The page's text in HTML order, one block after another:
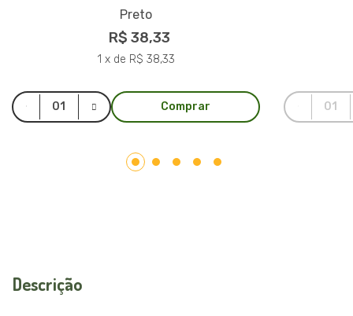
Preto
R$ 38,33
1 x de R$ 38,33
Comprar
Descrição